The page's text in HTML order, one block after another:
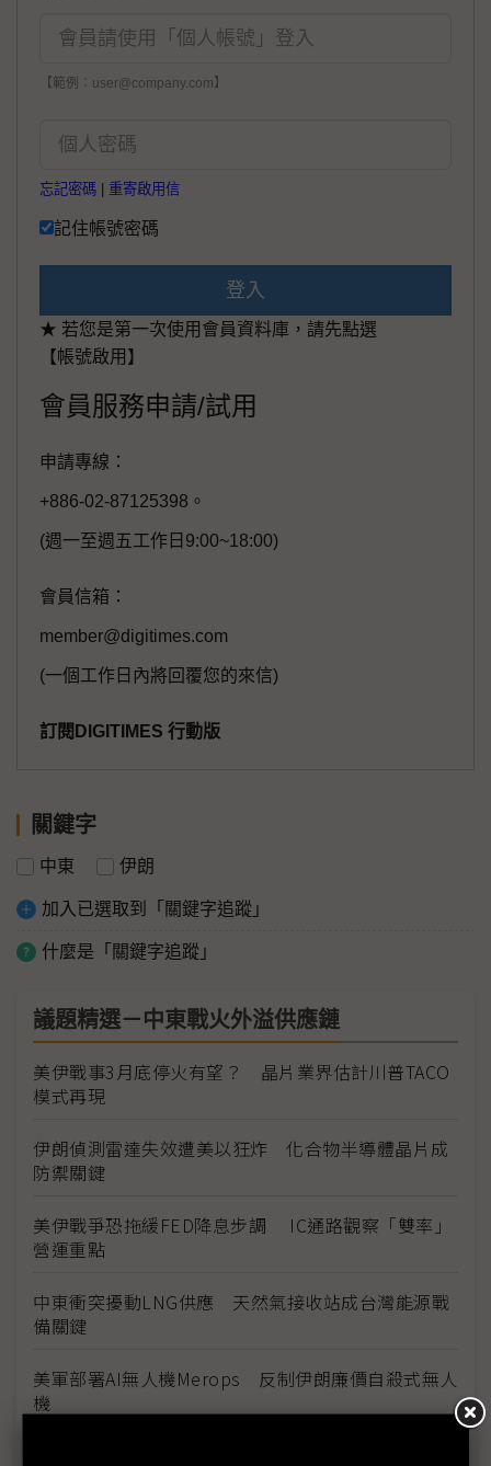
【範例：user@company.com】
忘記密碼 重寄啟用信
記住帳號密碼
登入
★ 若您是第一次使用會員資料庫，請先點選
【帳號啟用】
會員服務申請/試用
申請專線：
+886-02-87125398。
(週一至週五工作日9:00~18:00)
會員信箱：
member@digitimes.com
(一個工作日內將回覆您的來信)
訂閱DIGITIMES 行動版
關鍵字
中東 伊朗
加入已選取到「關鍵字追蹤」
什麼是「關鍵字追蹤」
議題精選－中東戰火外溢供應鏈
美伊戰事3月底停火有望？ 晶片業界估計川普TACO
模式再現
伊朗偵測雷達失效遭美以狂炸 化合物半導體晶片成
防禦關鍵
美伊戰爭恐拖緩FED降息步調 IC通路觀察「雙率」
營運重點
中東衝突擾動LNG供應 天然氣接收站成台灣能源戰
備關鍵
美軍部署AI無人機Merops 反制伊朗廉價自殺式無人
機